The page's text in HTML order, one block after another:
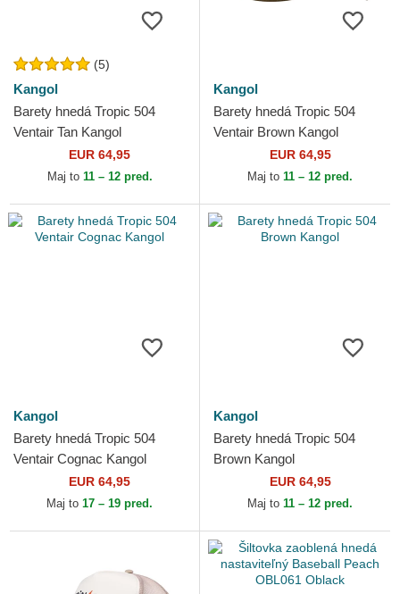
(5)
Kangol
Barety hnedá Tropic 504
Ventair Tan Kangol
EUR 64,95
Maj to 11 – 12 pred.
Kangol
Barety hnedá Tropic 504
Ventair Brown Kangol
EUR 64,95
Maj to 11 – 12 pred.
Kangol
Barety hnedá Tropic 504
Ventair Cognac Kangol
EUR 64,95
Maj to 17 – 19 pred.
Kangol
Barety hnedá Tropic 504
Brown Kangol
EUR 64,95
Maj to 11 – 12 pred.